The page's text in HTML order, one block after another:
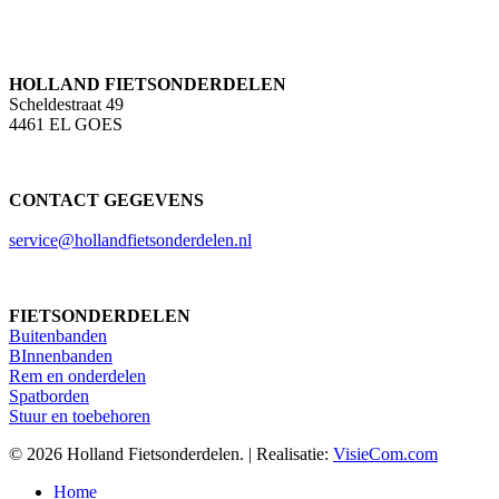
HOLLAND FIETSONDERDELEN
Scheldestraat 49
4461 EL GOES
CONTACT GEGEVENS
service@hollandfietsonderdelen.nl
FIETSONDERDELEN
Buitenbanden
BInnenbanden
Rem en onderdelen
Spatborden
Stuur en toebehoren
© 2026 Holland Fietsonderdelen. | Realisatie: VisieCom.com
Close
Home